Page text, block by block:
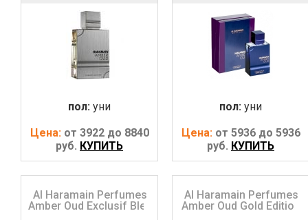
пол: уни
Цена: от 3922 до 8840
руб. КУПИТЬ
пол: уни
Цена: от 5936 до 5936
руб. КУПИТЬ
Al Haramain Perfumes
Amber Oud Exclusif Bleu
Al Haramain Perfumes
Amber Oud Gold Edition